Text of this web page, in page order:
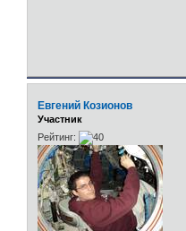
Евгений Козионов
Участник
Рейтинг: